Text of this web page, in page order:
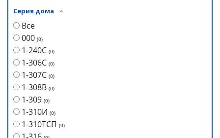
Серия дома
Все
000 (0)
1-240С (0)
1-306С (0)
1-307С (0)
1-308В (0)
1-309 (0)
1-310И (0)
1-310ТСП (0)